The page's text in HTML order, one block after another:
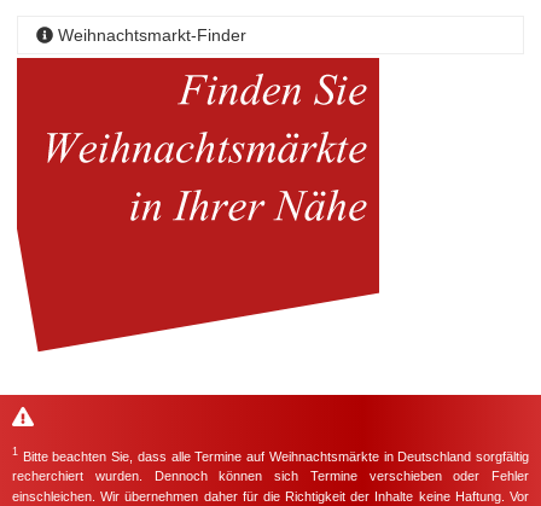
Weihnachtsmarkt-Finder
1
Bitte beachten Sie, dass alle Termine auf Weihnachtsmärkte in Deutschland sorgfältig
recherchiert wurden. Dennoch können sich Termine verschieben oder Fehler
einschleichen. Wir übernehmen daher für die Richtigkeit der Inhalte keine Haftung. Vor